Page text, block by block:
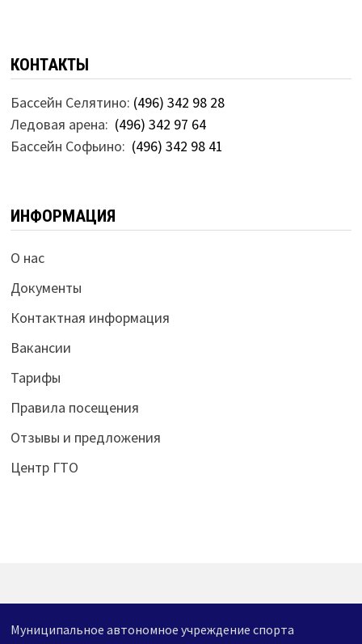
КОНТАКТЫ
Бассейн Селятино: (496) 342 98 28
Ледовая арена: (496) 342 97 64
Бассейн Софьино: (496) 342 98 41
ИНФОРМАЦИЯ
О нас
Документы
Контактная информация
Вакансии
Тарифы
Правила посещения
Отзывы и предложения
Центр ГТО
Муниципальное автономное учреждение спорта